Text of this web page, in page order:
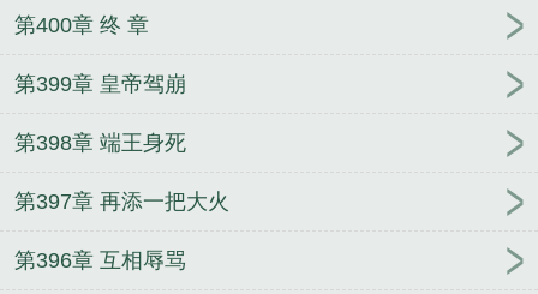
来下一句是什么
我从地
归来的意思 地狱归来免费阅读
地狱归来全文免费阅
章从地狱归来 地狱归来 林寒
地
by
地狱归来当保镖
地狱归来仇人颤抖我高嫁后夺凤
位
地狱归来笔趣阁
地狱
归来林寒全文免费阅读
第400章 终 章
第399章 皇帝驾崩
第398章 端王身死
第397章 再添一把大火
第396章 互相辱骂